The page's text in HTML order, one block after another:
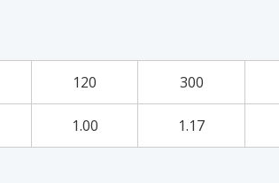
120 300
1.00 1.17